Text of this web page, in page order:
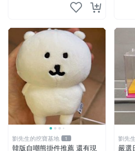
劉先生的挖寶基地 1
韓版自嘲熊掛件推薦 還有現
劉先
嚴選